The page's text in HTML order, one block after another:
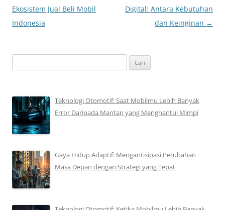
Tulisan
Ekosistem Jual Beli Mobil
Indonesia
Digital: Antara Kebutuhan
dan Keinginan →
untuk:
Teknologi Otomotif: Saat Mobilmu Lebih Banyak
Error Daripada Mantan yang Menghantui Mimpi
Gaya Hidup Adaptif: Mengantisipasi Perubahan
Masa Depan dengan Strategi yang Tepat